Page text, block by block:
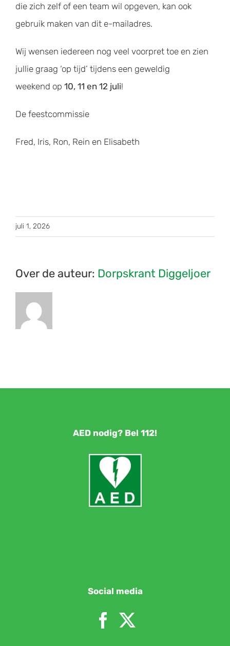
die zich zelf of een team wil opgeven, kan ook
gebruik maken van dit e-mailadres.
Wij wensen iedereen nog veel voorpret toe en zien
jullie graag ‘op tijd’ tijdens een geweldig
weekend op 10, 11 en 12 juli!
De feestcommissie
Fred, Iris, Ron, Rein en Elisabeth
juli 1, 2026
Over de auteur: Dorpskrant Diggeljoer
AED nodig? Bel 112!
Social media